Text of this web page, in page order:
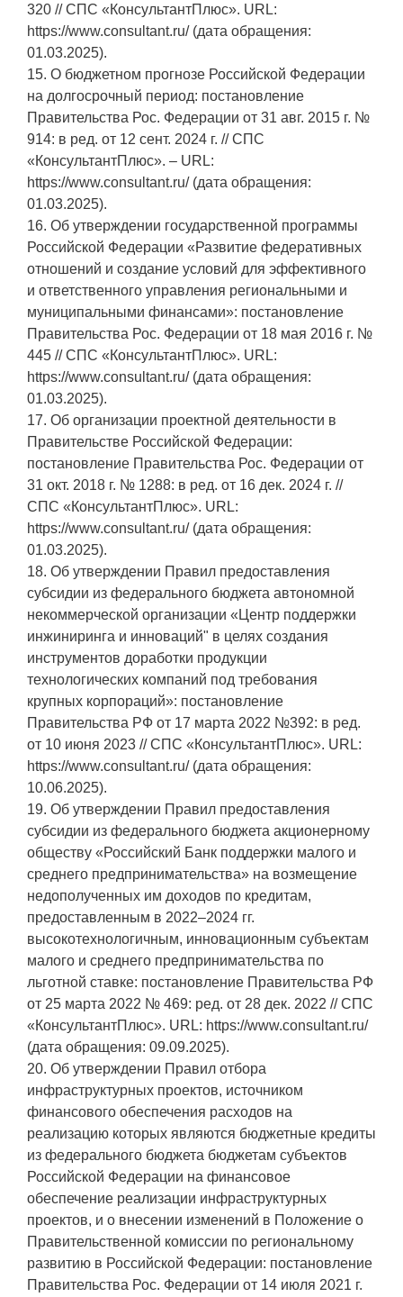
320 // СПС «КонсультантПлюс». URL:
https://www.consultant.ru/ (дата обращения:
01.03.2025).
15. О бюджетном прогнозе Российской Федерации
на долгосрочный период: постановление
Правительства Рос. Федерации от 31 авг. 2015 г. №
914: в ред. от 12 сент. 2024 г. // СПС
«КонсультантПлюс». – URL:
https://www.consultant.ru/ (дата обращения:
01.03.2025).
16. Об утверждении государственной программы
Российской Федерации «Развитие федеративных
отношений и создание условий для эффективного
и ответственного управления региональными и
муниципальными финансами»: постановление
Правительства Рос. Федерации от 18 мая 2016 г. №
445 // СПС «КонсультантПлюс». URL:
https://www.consultant.ru/ (дата обращения:
01.03.2025).
17. Об организации проектной деятельности в
Правительстве Российской Федерации:
постановление Правительства Рос. Федерации от
31 окт. 2018 г. № 1288: в ред. от 16 дек. 2024 г. //
СПС «КонсультантПлюс». URL:
https://www.consultant.ru/ (дата обращения:
01.03.2025).
18. Об утверждении Правил предоставления
субсидии из федерального бюджета автономной
некоммерческой организации «Центр поддержки
инжиниринга и инноваций" в целях создания
инструментов доработки продукции
технологических компаний под требования
крупных корпораций»: постановление
Правительства РФ от 17 марта 2022 №392: в ред.
от 10 июня 2023 // СПС «КонсультантПлюс». URL:
https://www.consultant.ru/ (дата обращения:
10.06.2025).
19. Об утверждении Правил предоставления
субсидии из федерального бюджета акционерному
обществу «Российский Банк поддержки малого и
среднего предпринимательства» на возмещение
недополученных им доходов по кредитам,
предоставленным в 2022–2024 гг.
высокотехнологичным, инновационным субъектам
малого и среднего предпринимательства по
льготной ставке: постановление Правительства РФ
от 25 марта 2022 № 469: ред. от 28 дек. 2022 // СПС
«КонсультантПлюс». URL: https://www.consultant.ru/
(дата обращения: 09.09.2025).
20. Об утверждении Правил отбора
инфраструктурных проектов, источником
финансового обеспечения расходов на
реализацию которых являются бюджетные кредиты
из федерального бюджета бюджетам субъектов
Российской Федерации на финансовое
обеспечение реализации инфраструктурных
проектов, и о внесении изменений в Положение о
Правительственной комиссии по региональному
развитию в Российской Федерации: постановление
Правительства Рос. Федерации от 14 июля 2021 г.